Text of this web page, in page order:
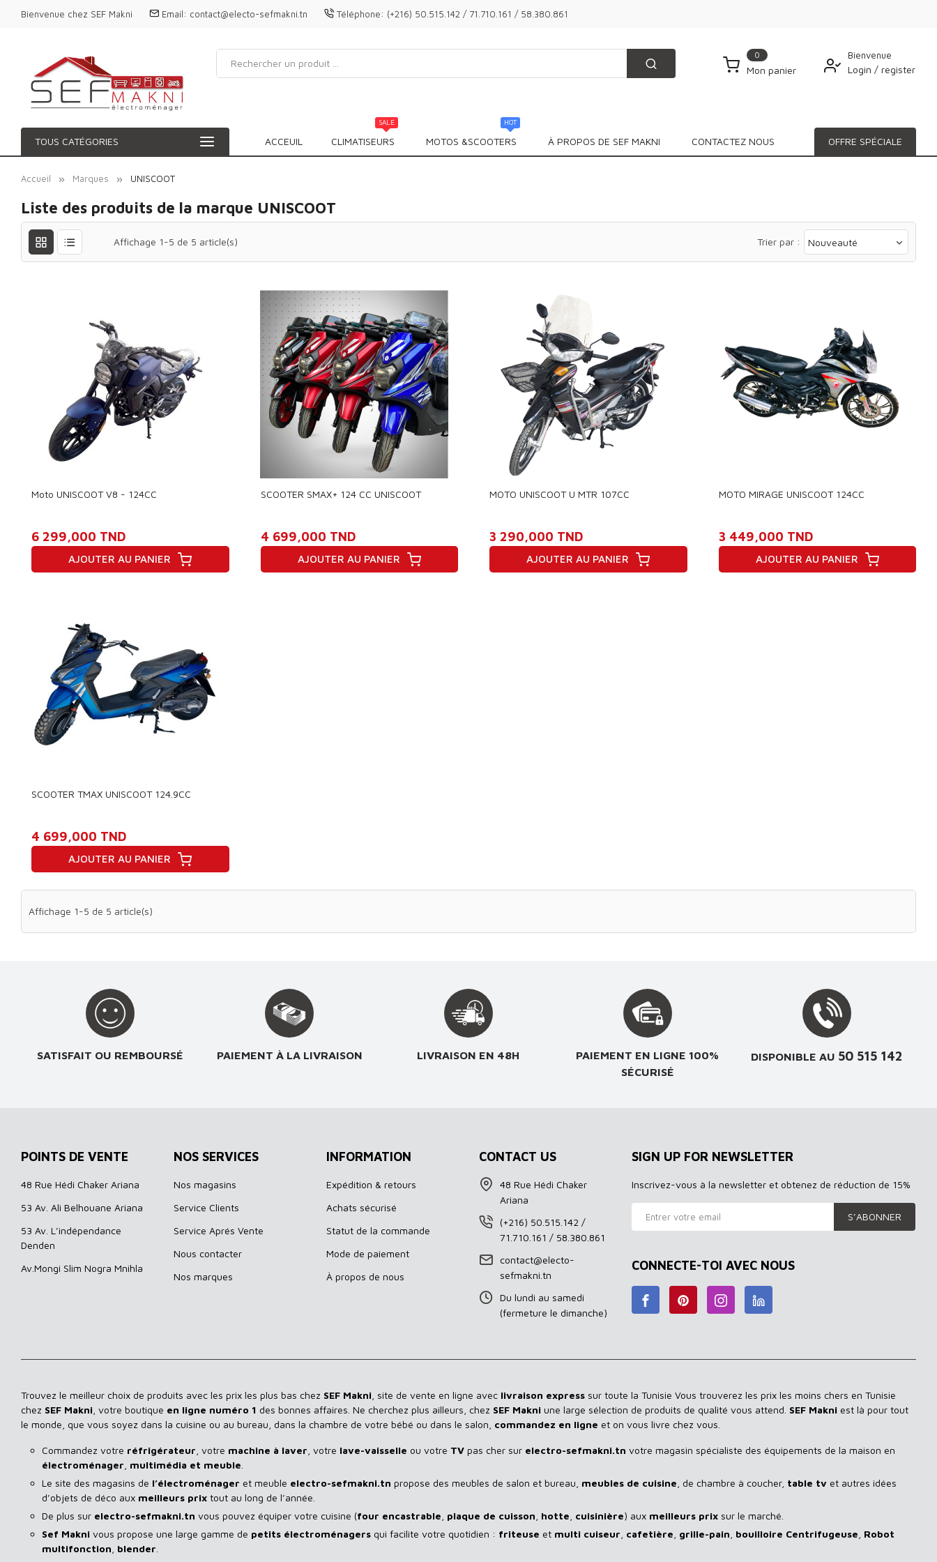
Bienvenue chez SEF Makni Email: contact@electo-sefmakni.tn Téléphone: (+216) 50.515.142 / 71.710.161 / 58.380.861
0
Mon panier
Bienvenue
Login/ register
TOUS CATÉGORIES ACCEUIL
SALE
CLIMATISEURS
HOT
MOTOS &SCOOTERS À PROPOS DE SEF MAKNI CONTACTEZ NOUS OFFRE SPÉCIALE
Accueil Marques UNISCOOT
Liste des produits de la marque UNISCOOT
Affichage 1-5 de 5 article(s) Trier par : Nouveauté
Moto UNISCOOT V8 - 124CC
6 299,000 TND
AJOUTER AU PANIER
SCOOTER SMAX+ 124 CC UNISCOOT
4 699,000 TND
AJOUTER AU PANIER
MOTO UNISCOOT U MTR 107CC
3 290,000 TND
AJOUTER AU PANIER
MOTO MIRAGE UNISCOOT 124CC
3 449,000 TND
AJOUTER AU PANIER
SCOOTER TMAX UNISCOOT 124.9CC
4 699,000 TND
AJOUTER AU PANIER
Affichage 1-5 de 5 article(s)
SATISFAIT OU REMBOURSÉ PAIEMENT À LA LIVRAISON LIVRAISON EN 48H
PAIEMENT EN LIGNE 100%
SÉCURISÉ
DISPONIBLE AU 50 515 142
POINTS DE VENTE
48 Rue Hédi Chaker Ariana
53 Av. Ali Belhouane Ariana
53 Av. L’indépendance
Denden
Av.Mongi Slim Nogra Mnihla
NOS SERVICES
Nos magasins
Service Clients
Service Aprés Vente
Nous contacter
Nos marques
INFORMATION
Expédition & retours
Achats sécurisé
Statut de la commande
Mode de paiement
À propos de nous
CONTACT US
48 Rue Hédi Chaker
Ariana
(+216) 50.515.142 /
71.710.161 / 58.380.861
contact@electo-
sefmakni.tn
Du lundi au samedi
(fermeture le dimanche)
SIGN UP FOR NEWSLETTER
Inscrivez-vous à la newsletter et obtenez de réduction de 15%
S’ABONNER
CONNECTE-TOI AVEC NOUS
Trouvez le meilleur choix de produits avec les prix les plus bas chez SEF Makni , site de vente en ligne avec livraison express sur toute la Tunisie Vous trouverez les prix les moins chers en Tunisie
chez SEF Makni , votre boutique en ligne numéro 1 des bonnes affaires. Ne cherchez plus ailleurs, chez SEF Makni une large sélection de produits de qualité vous attend. SEF Makni est là pour tout
le monde, que vous soyez dans la cuisine ou au bureau, dans la chambre de votre bébé ou dans le salon, commandez en ligne et on vous livre chez vous.
Commandez votre réfrigérateur , votre machine à laver , votre lave-vaisselle ou votre TV pas cher sur electro-sefmakni.tn votre magasin spécialiste des équipements de la maison en
électroménager multimédia et meuble
Le site des magasins de l’électroménager et meuble electro-sefmakni.tn propose des meubles de salon et bureau, meubles de cuisine , de chambre à coucher, table tv et autres idées
d’objets de déco aux meilleurs prix tout au long de l’année.
De plus sur electro-sefmakni.tn vous pouvez équiper votre cuisine (four encastrable plaque de cuisson hotte cuisinière) aux meilleurs prix sur le marché.
Sef Makni vous propose une large gamme de petits électroménagers qui facilite votre quotidien : friteuse et multi cuiseur cafetière grille-pain bouilloire Centrifugeuse Robot
multifonction blender